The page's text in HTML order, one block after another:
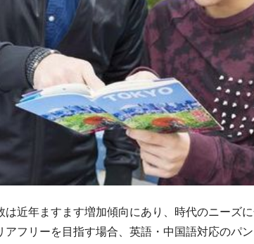
は近年ますます増加傾向にあり、時代のニーズ
アフリーを目指す場合、英語・中国語対応のパ